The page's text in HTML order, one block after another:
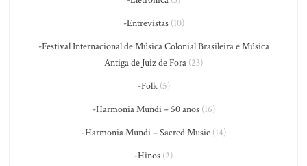
-Entrevistas(10)
-Festival Internacional de Música Colonial Brasileira e Música
Antiga de Juiz de Fora (23)
-Folk(5)
-Harmonia Mundi – 50 anos(16)
-Harmonia Mundi – Sacred Music (14)
-Hinos (2)